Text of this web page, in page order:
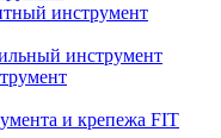
инструмент
инструмент
и крепежа FIT